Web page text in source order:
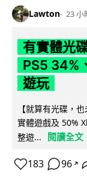
Lawton 23 小
有實體光
PS5 34%
遊玩
【就算有光碟，
實體遊戲及 50%
整遊...
閱讀全文
183 96 ↗